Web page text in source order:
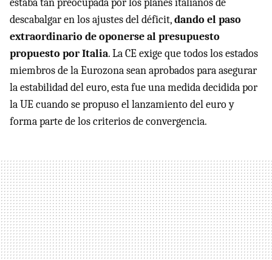
estaba tan preocupada por los planes italianos de
descabalgar en los ajustes del déficit,dando el paso
extraordinario de oponerse al presupuesto
propuesto por Italia. La CE exige que todos los estados
miembros de la Eurozona sean aprobados para asegurar
la estabilidad del euro, esta fue una medida decidida por
la UE cuando se propuso el lanzamiento del euro y
forma parte de los criterios de convergencia.